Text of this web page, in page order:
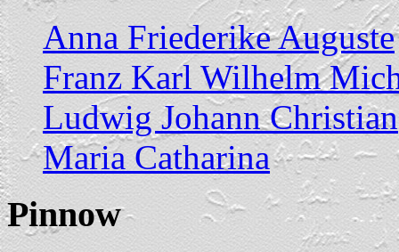
Anna Friederike Auguste
Franz Karl Wilhelm
Ludwig Johann Christian
Maria Catharina
Pinnow